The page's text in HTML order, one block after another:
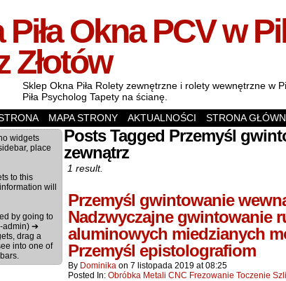
Piła Okna PCV w
Złotów
Sklep Okna Piła Rolety zewnętrzne i rolety wewnętrzne w
Piła Psycholog Tapety na ścianę.
MAPA STRONY AKTUALNOŚCI STRONA
widgets
place
to this
will
by going to
admin) ➔
drag a
into one of
Posts Tagged Przemyśl
zewnątrz
1 result.
Przemyśl gwintowanie
Nadzwyczajne gwintowanie
aluminowych miedzianych
Przemyśl epistolografiom
By Dominika on 7 listopada 2019 at08:25
Posted In: Obróbka Metali CNC Frezowanie Toczenie